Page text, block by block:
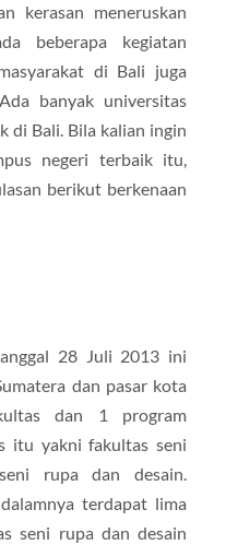
kerasan meneruskan
beberapa kegiatan
di Bali juga
banyak universitas
di Bali. Bila kalian ingin
negeri terbaik itu,
berikut berkenaan
28 Juli 2013 ini
dan pasar kota
dan 1 program
itu yakni fakultas seni
rupa dan desain.
terdapat lima
seni rupa dan desain